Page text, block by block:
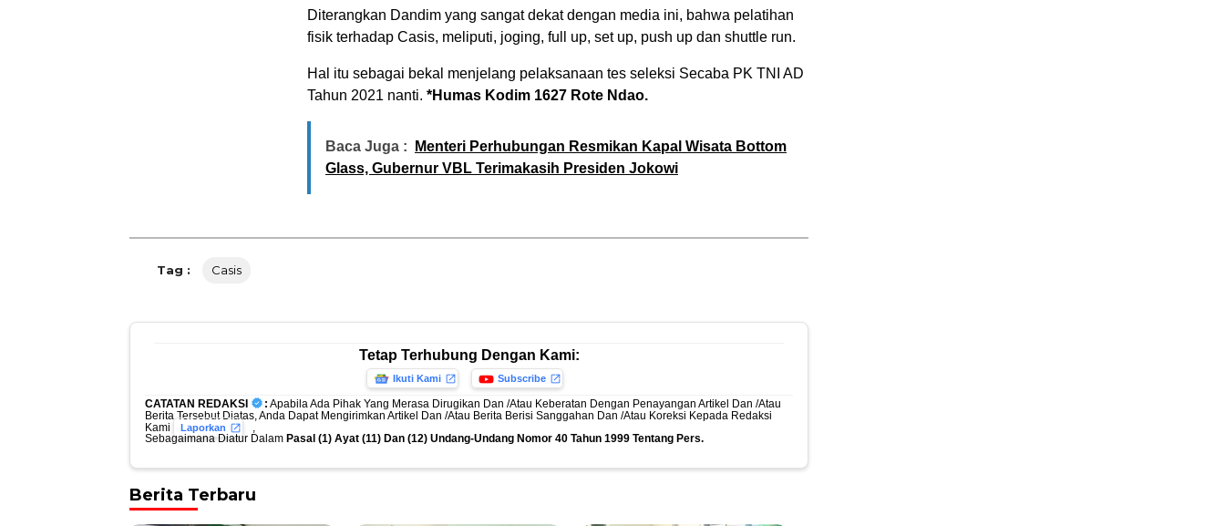
Diterangkan Dandim yang sangat dekat dengan media ini, bahwa pelatihan
fisik terhadap Casis, meliputi, joging, full up, set up, push up dan shuttle run.
Hal itu sebagai bekal menjelang pelaksanaan tes seleksi Secaba PK TNI AD
Tahun 2021 nanti. *Humas Kodim 1627 Rote Ndao.
Baca Juga :
Menteri Perhubungan Resmikan Kapal Wisata Bottom
Glass, Gubernur VBL Terimakasih Presiden Jokowi
Tag : Casis
Tetap Terhubung Dengan Kami:
Ikuti Kami Subscribe
CATATAN REDAKSI : Apabila Ada Pihak Yang Merasa Dirugikan Dan /Atau Keberatan Dengan Penayangan Artikel Dan /Atau
Berita Tersebut Diatas, Anda Dapat Mengirimkan Artikel Dan /Atau Berita Berisi Sanggahan Dan /Atau Koreksi Kepada Redaksi
Kami
Laporkan
Sebagaimana Diatur Dalam Pasal (1) Ayat (11) Dan (12) Undang-Undang Nomor 40 Tahun 1999 Tentang Pers.
Berita Terbaru